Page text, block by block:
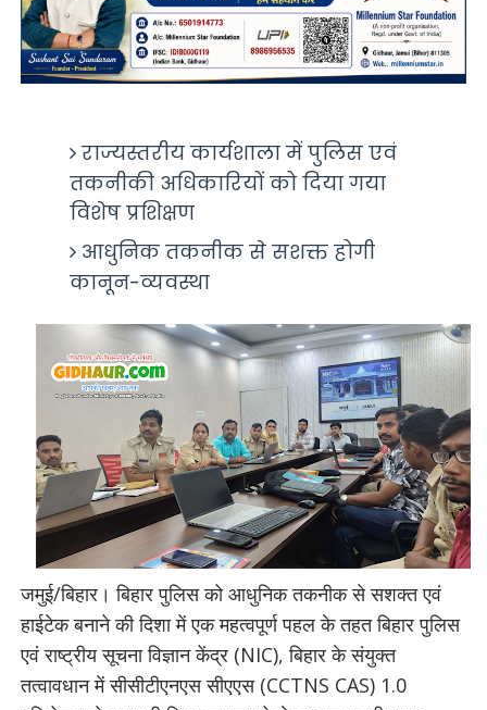
राज्यस्तरीय कार्यशाला में पुलिस एवं
तकनीकी अधिकारियों को दिया गया
विशेष प्रशिक्षण
आधुनिक तकनीक से सशक्त होगी
कानून-व्यवस्था
जमुई/बिहार। बिहार पुलिस को आधुनिक तकनीक से सशक्त एवं
हाईटेक बनाने की दिशा में एक महत्वपूर्ण पहल के तहत बिहार पुलिस
एवं राष्ट्रीय सूचना विज्ञान केंद्र (NIC), बिहार के संयुक्त
तत्वावधान में सीसीटीएनएस सीएएस (CCTNS CAS) 1.0